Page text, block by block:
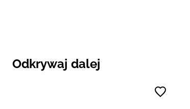
Odkrywaj dalej